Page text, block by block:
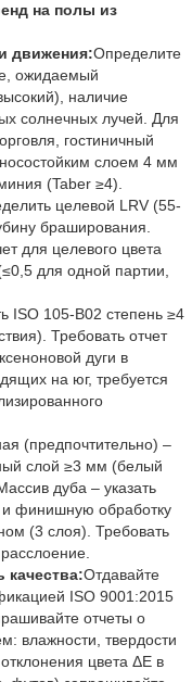
на полы из
движения:Определите
ожидаемый
наличие
солнечных лучей. Для
гостиничный
слоем 4 мм
(Taber ≥4).
целевой LRV (55-
браширования.
для целевого цвета
для одной партии,
ISO 105-B02 степень ≥4
Требовать отчет
дуги в
на юг, требуется
(предпочтительно) –
слой ≥3 мм (белый
дуба – указать
финишную обработку
(3 слоя). Требовать
качества:Отдавайте
ISO 9001:2015
отчеты о
влажности, твердости
цвета ΔE в